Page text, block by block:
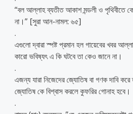
“বল আল্লাহ ব্যতীত আকাশ মন্ডলী ও পৃথিবীতে
না।” [সুরা আন-নামল: ৬৫]
.
এগুলো দ্বারা স্পষ্ট প্রমান হল গায়েবের খবর
কারো ভবিষ্যৎ এ কি ঘটবে তা কেও জানে না।
.
এজন্য যারা নিজেদের জ্যোতিষ বা গণক দাবি
জ্যোতিষ কে বিশ্বাস করলে কুফরির গোনাহ হবে।
.